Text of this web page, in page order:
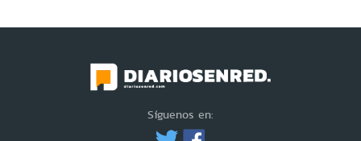
Síguenos en: